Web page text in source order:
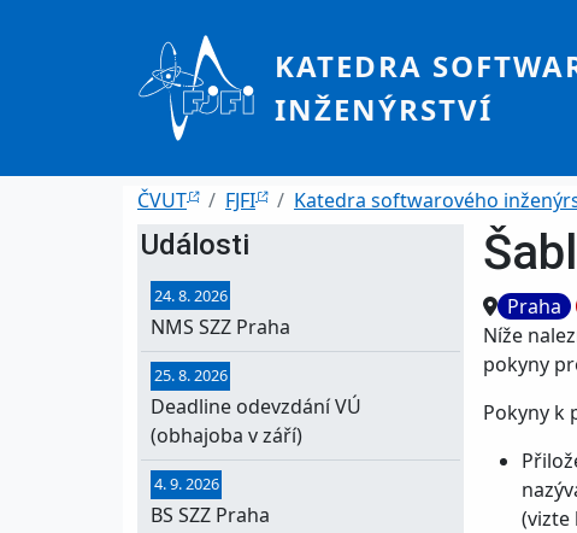
KATEDRA
INŽENÝRSTVÍ
Drobečková navigace
ČVUT FJFI Katedra softwarového
Události
NMS SZZ Praha
24. 8. 2026
Deadline odevzdání VÚ
(obhajoba v září)
25. 8. 2026
BS SZZ Praha
4. 9. 2026
MístoPraha
Níže
pokyny
Pokyny k
(vizte